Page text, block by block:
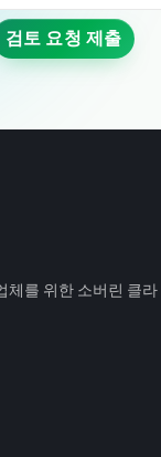
검토 요청 제출
체를 위한 소버린 클라